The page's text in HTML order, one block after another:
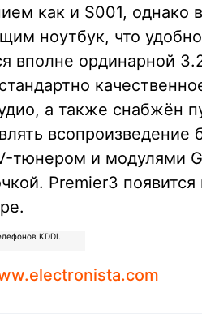
как и S001, однако
ноутбук, что
вполне ординарной
а также снабжён
тюнером и модулями
Premier3